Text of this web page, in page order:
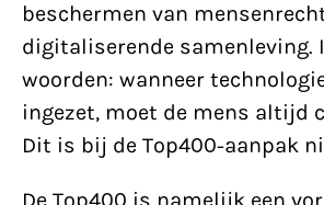
beschermen van
digitaliserende samenleving.
woorden: wanneer
ingezet, moet de mens altijd
Dit is bij de Top400-aanpak